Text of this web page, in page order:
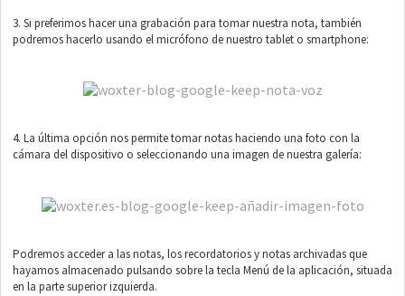
3. Si preferimos hacer una grabación para tomar nuestra nota, también
podremos hacerlo usando el micrófono de nuestro tablet o smartphone:
4. La última opción nos permite tomar notas haciendo una foto con la
cámara del dispositivo o seleccionando una imagen de nuestra galería:
Podremos acceder a las notas, los recordatorios y notas archivadas que
hayamos almacenado pulsando sobre la tecla Menú de la aplicación, situada
en la parte superior izquierda.